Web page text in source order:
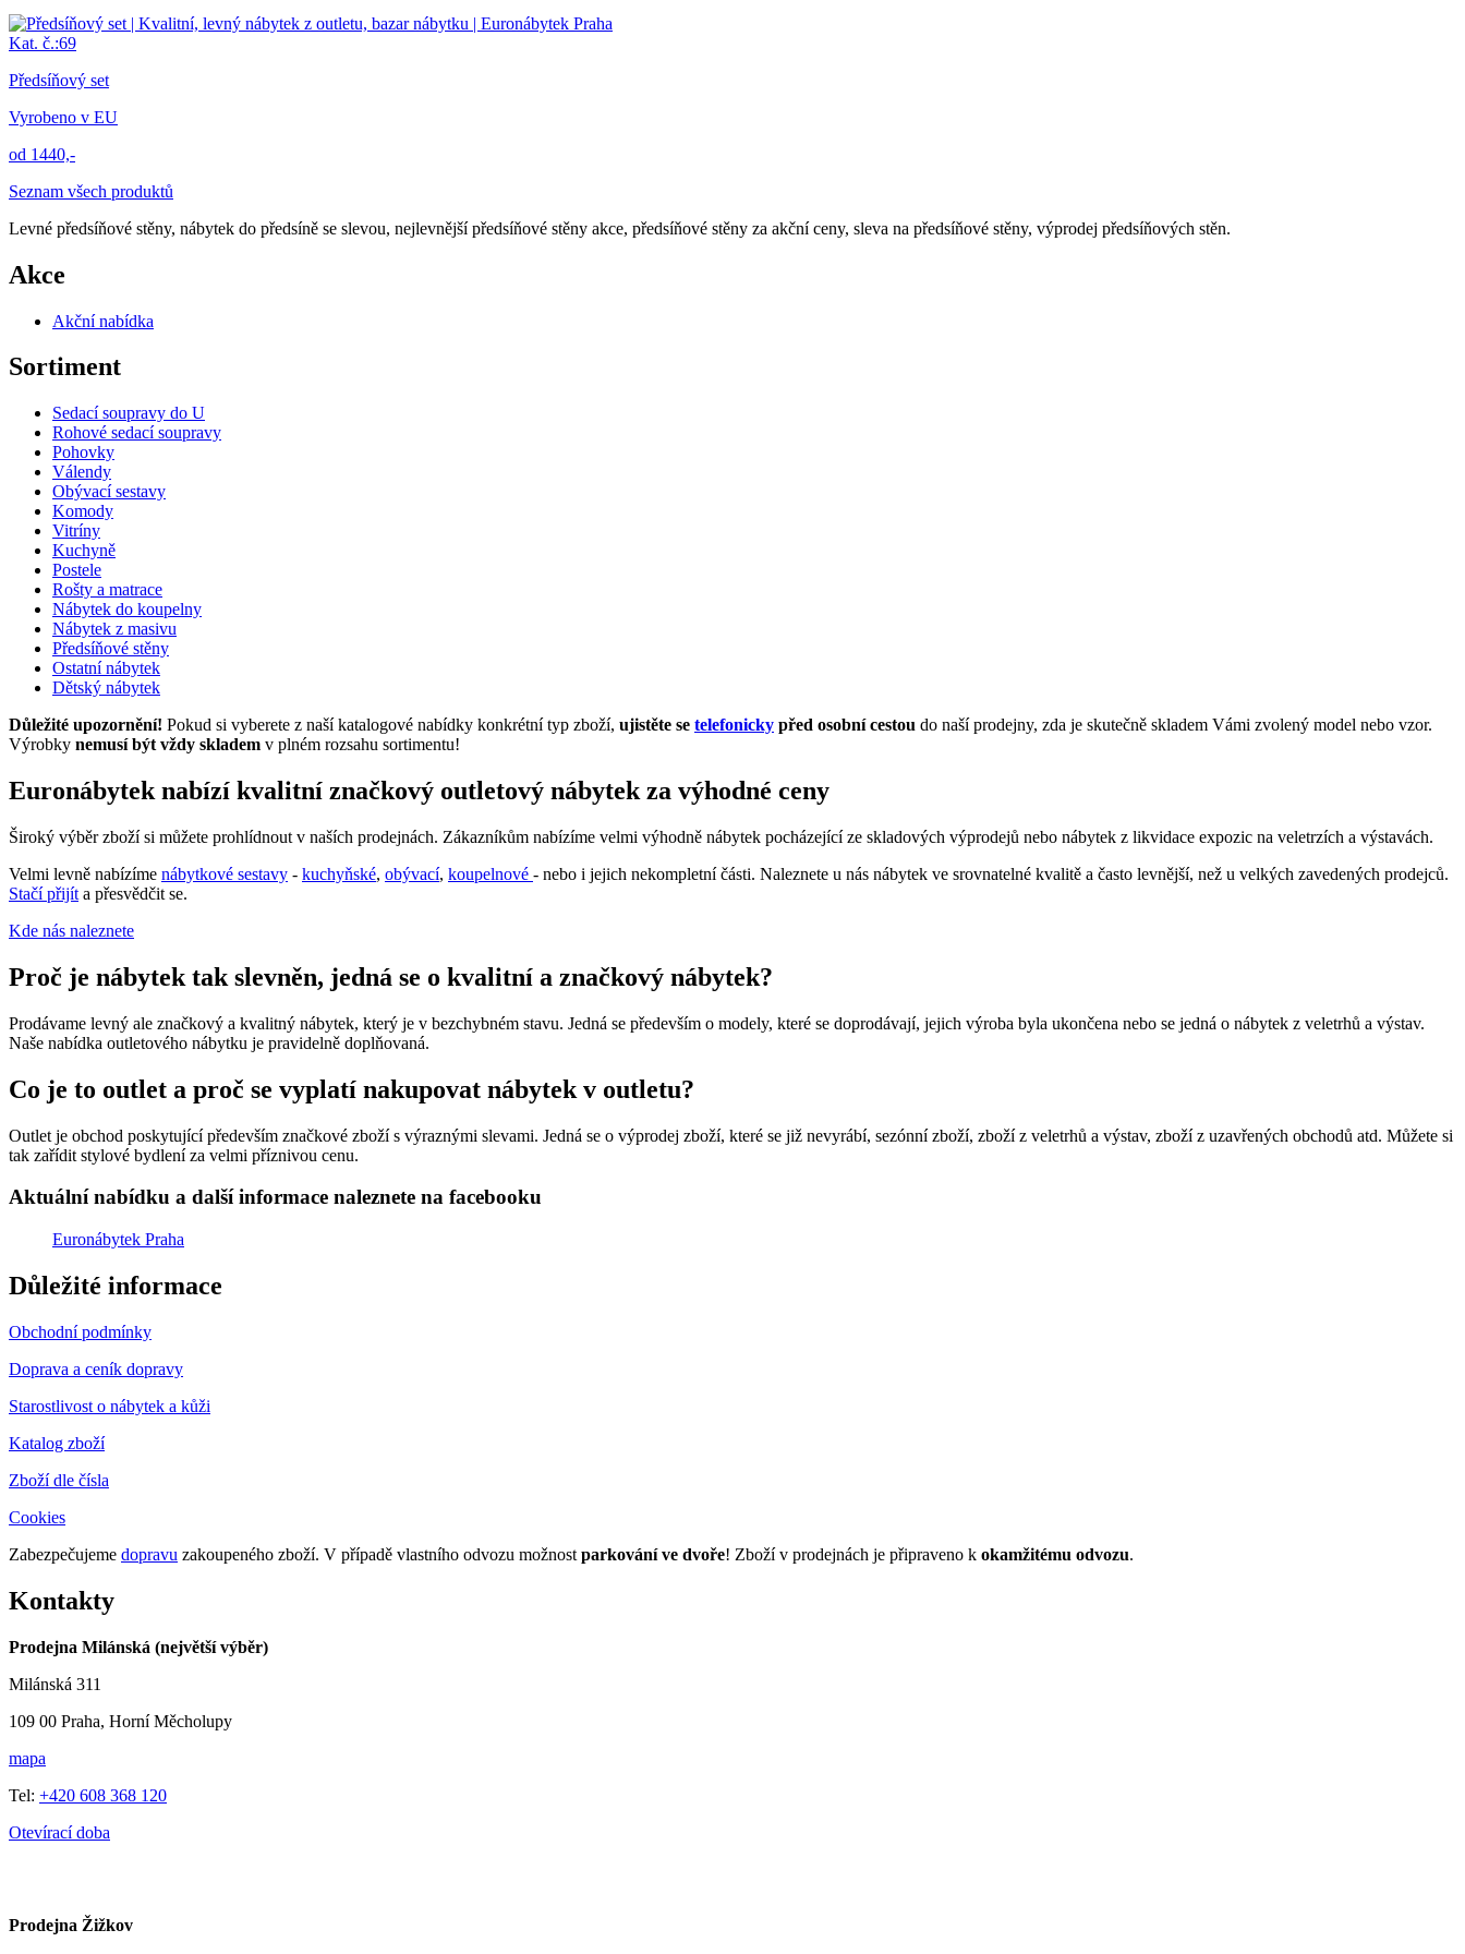
Kat. č.:69
Předsíňový set
Vyrobeno v EU
od 1440,-
Seznam všech produktů
Levné předsíňové stěny, nábytek do předsíně se slevou, nejlevnější předsíňové stěny akce, předsíňové stěny za akční ceny, sleva na předsíňové stěny, výprodej předsíňových stěn.
Akce
Akční nabídka
Sortiment
Sedací soupravy do U
Rohové sedací soupravy
Pohovky
Válendy
Obývací sestavy
Komody
Vitríny
Kuchyně
Postele
Rošty a matrace
Nábytek do koupelny
Nábytek z masivu
Předsíňové stěny
Ostatní nábytek
Dětský nábytek
Důležité upozornění! Pokud si vyberete z naší katalogové nabídky konkrétní typ zboží, ujistěte se telefonicky před osobní cestou do naší prodejny, zda je skutečně skladem Vámi zvolený model nebo vzor.
Výrobky nemusí být vždy skladem v plném rozsahu sortimentu!
Euronábytek nabízí kvalitní značkový outletový nábytek za výhodné ceny
Široký výběr zboží si můžete prohlídnout v naších prodejnách. Zákazníkům nabízíme velmi výhodně nábytek pocházející ze skladových výprodejů nebo nábytek z likvidace expozic na veletrzích a výstavách.
Velmi levně nabízíme nábytkové sestavy - kuchyňské, obývací, koupelnové - nebo i jejich nekompletní části. Naleznete u nás nábytek ve srovnatelné kvalitě a často levnější, než u velkých zavedených prodejců.
Stačí přijít a přesvědčit se.
Kde nás naleznete
Proč je nábytek tak slevněn, jedná se o kvalitní a značkový nábytek?
Prodávame levný ale značkový a kvalitný nábytek, který je v bezchybném stavu. Jedná se především o modely, které se doprodávají, jejich výroba byla ukončena nebo se jedná o nábytek z veletrhů a výstav.
Naše nabídka outletového nábytku je pravidelně doplňovaná.
Co je to outlet a proč se vyplatí nakupovat nábytek v outletu?
Outlet je obchod poskytující především značkové zboží s výraznými slevami. Jedná se o výprodej zboží, které se již nevyrábí, sezónní zboží, zboží z veletrhů a výstav, zboží z uzavřených obchodů atd. Můžete si
tak zařídit stylové bydlení za velmi příznivou cenu.
Aktuální nabídku a další informace naleznete na facebooku
Euronábytek Praha
Důležité informace
Obchodní podmínky
Doprava a ceník dopravy
Starostlivost o nábytek a kůži
Katalog zboží
Zboží dle čísla
Cookies
Zabezpečujeme dopravu zakoupeného zboží. V případě vlastního odvozu možnost parkování ve dvoře! Zboží v prodejnách je připraveno k okamžitému odvozu.
Kontakty
Prodejna Milánská (největší výběr)
Milánská 311
109 00 Praha, Horní Měcholupy
mapa
Tel: +420 608 368 120
Otevírací doba
Prodejna Žižkov